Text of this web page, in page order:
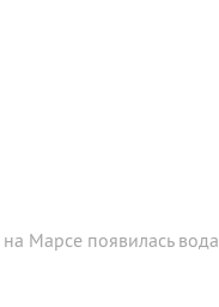
Марсе появилась вода